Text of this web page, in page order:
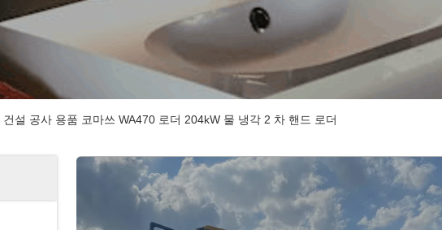
건설 공사 용품 코마쓰 WA470 로더 204kW 물 냉각 2 차 핸드 로더